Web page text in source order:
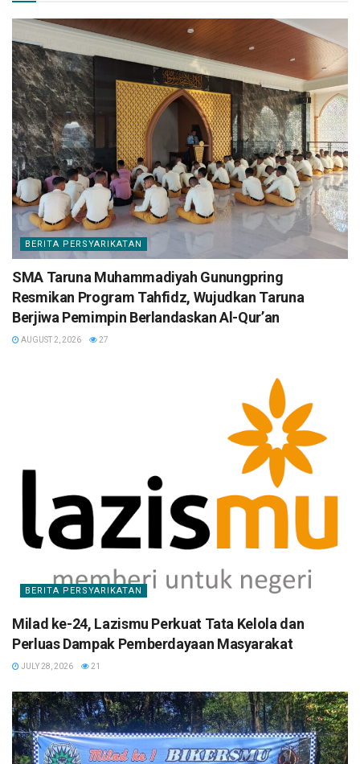
BERITA PERSYARIKATAN
SMA Taruna Muhammadiyah Gunungpring
Resmikan Program Tahfidz, Wujudkan Taruna
Berjiwa Pemimpin Berlandaskan Al-Qur’an
AUGUST 2, 2026 27
BERITA PERSYARIKATAN
Milad ke-24, Lazismu Perkuat Tata Kelola dan
Perluas Dampak Pemberdayaan Masyarakat
JULY 28, 2026 21